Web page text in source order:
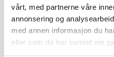
vårt, med partnerne våre
annonsering og
med annen informasjon du
eller som de har samlet inn
Nimbus – Grå
1.699kr